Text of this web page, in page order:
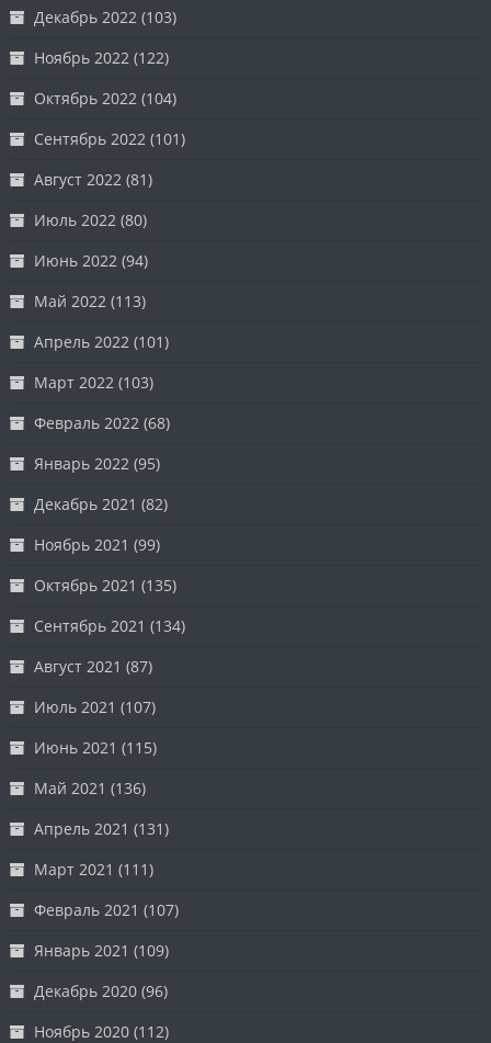
Декабрь 2022 (103)
Ноябрь 2022 (122)
Октябрь 2022 (104)
Сентябрь 2022 (101)
Август 2022 (81)
Июль 2022 (80)
Июнь 2022 (94)
Май 2022 (113)
Апрель 2022 (101)
Март 2022 (103)
Февраль 2022 (68)
Январь 2022 (95)
Декабрь 2021 (82)
Ноябрь 2021 (99)
Октябрь 2021 (135)
Сентябрь 2021 (134)
Август 2021 (87)
Июль 2021 (107)
Июнь 2021 (115)
Май 2021 (136)
Апрель 2021 (131)
Март 2021 (111)
Февраль 2021 (107)
Январь 2021 (109)
Декабрь 2020 (96)
Ноябрь 2020 (112)